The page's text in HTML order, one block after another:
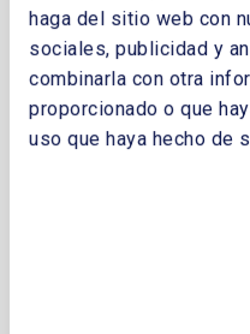
haga del sitio web con
sociales, publicidad y
combinarla con otra
proporcionado o que
uso que haya hecho de
Másteres